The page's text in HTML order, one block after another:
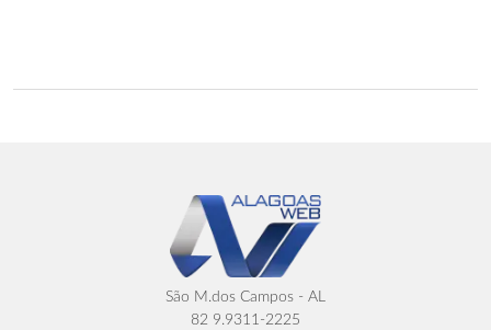
São M.dos Campos - AL
82 9.9311-2225